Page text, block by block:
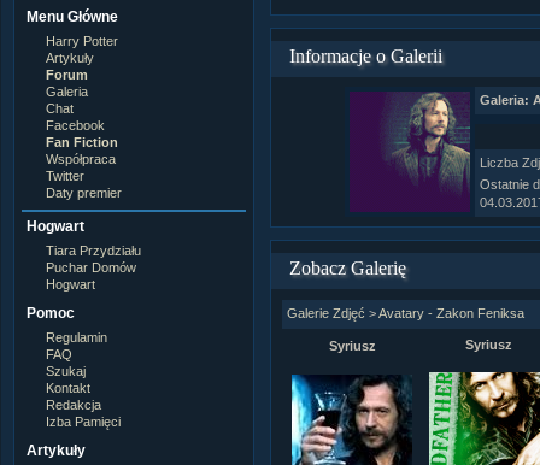
Menu Główne
Harry Potter
Artykuły
Forum
Galeria
Chat
Facebook
Fan Fiction
Współpraca
Twitter
Daty premier
Hogwart
Tiara Przydziału
Puchar Domów
Hogwart
Pomoc
Regulamin
FAQ
Szukaj
Kontakt
Redakcja
Izba Pamięci
Artykuły
Informacje o Galerii
Galeria:
Liczba
Ostatnie
Zobacz Galerię
Galerie Zdjęć >Avatary - Zakon Feniksa
Syriusz Syriusz